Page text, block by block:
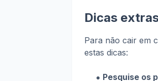
Dicas
Para não cair em
estas dicas:
Pesquise os